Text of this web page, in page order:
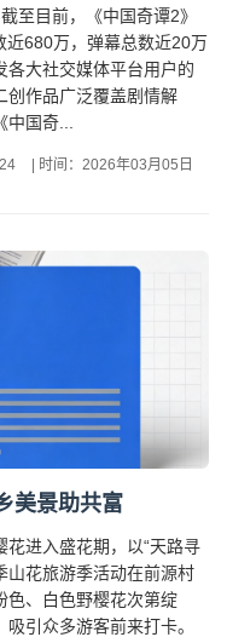
至目前，《中国奇谭2》
近680万，弹幕总数近20万
各大社交媒体平台用户的
创作品广泛覆盖剧情解
国奇...
时间：2026年03月05日
美景助共富
进入盛花期，以“天路寻
山花旅游季活动在前源村
色、白色野樱花次第绽
引众多游客前来打卡。